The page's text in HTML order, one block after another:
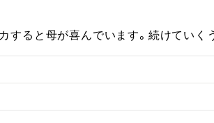
すると母が喜んでいます。続けていく